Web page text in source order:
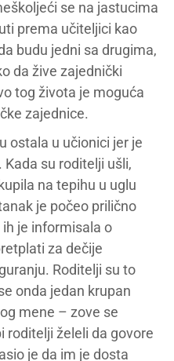
se na jastucima
prema učiteljici kao
budu jedni sa drugima,
da žive zajednički
tog života je moguća
zajednice.
ostala u učionici jer je
su roditelji ušli,
na tepihu u uglu
je počeo prilično
je informisala o
za dečije
Roditelji su to
onda jedan krupan
mene – zove se
roditelji želeli da govore
je da im je dosta